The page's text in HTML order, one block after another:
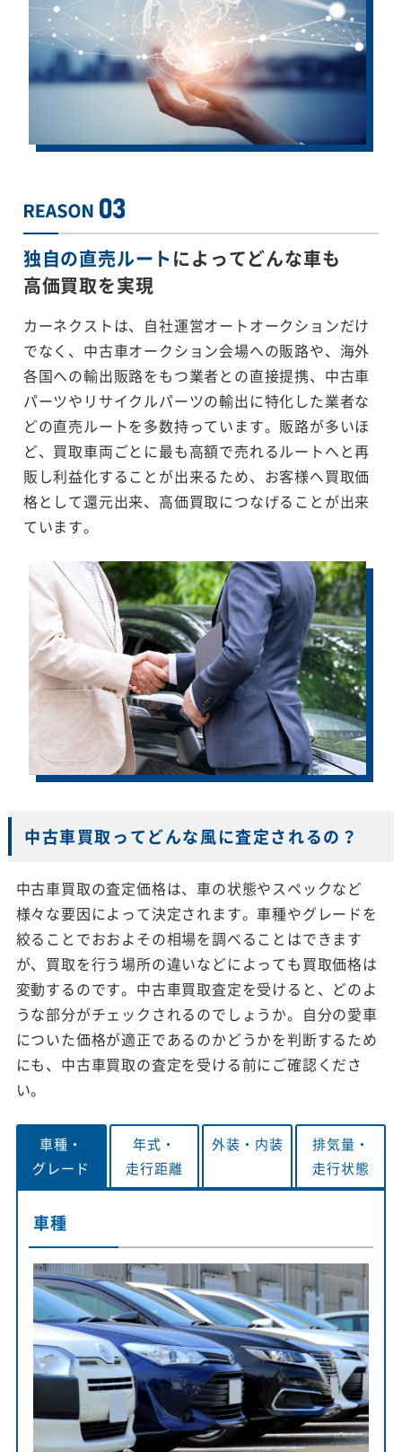
独自の直売ルートによってどんな車も
高価買取を実現
カーネクストは、自社運営オートオークションだけ
でなく、中古車オークション会場への販路や、海外
各国への輸出販路をもつ業者との直接提携、中古車
パーツやリサイクルパーツの輸出に特化した業者な
どの直売ルートを多数持っています。販路が多いほ
ど、買取車両ごとに最も高額で売れるルートへと再
販し利益化することが出来るため、お客様へ買取価
格として還元出来、高価買取につなげることが出来
ています。
中古車買取ってどんな風に査定されるの？
中古車買取の査定価格は、車の状態やスペックなど
様々な要因によって決定されます。車種やグレードを
絞ることでおおよその相場を調べることはできます
が、買取を行う場所の違いなどによっても買取価格は
変動するのです。中古車買取査定を受けると、どのよ
うな部分がチェックされるのでしょうか。自分の愛車
についた価格が適正であるのかどうかを判断するため
にも、中古車買取の査定を受ける前にご確認くださ
い。
車種・
グレード
年式・
走行距離
外装・ 内装
排気量・
走行状態
車種